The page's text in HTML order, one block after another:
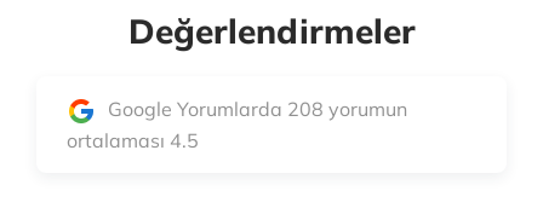
Değerlendirmeler
Google Yorumlarda 208 yorumun
ortalaması 4.5